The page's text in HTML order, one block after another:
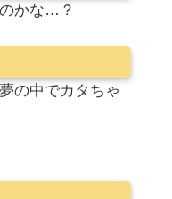
かな…？
の中でカタちゃ